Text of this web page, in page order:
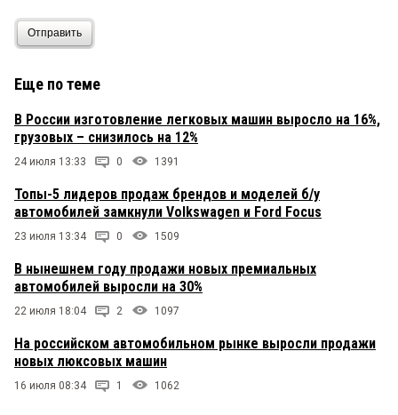
Отправить
Еще по теме
В России изготовление легковых машин выросло на 16%,
грузовых – снизилось на 12%
24 июля 13:33 0 1391
Топы-5 лидеров продаж брендов и моделей б/у
автомобилей замкнули Volkswagen и Ford Focus
23 июля 13:34 0 1509
В нынешнем году продажи новых премиальных
автомобилей выросли на 30%
22 июля 18:04 2 1097
На российском автомобильном рынке выросли продажи
новых люксовых машин
16 июля 08:34 1 1062